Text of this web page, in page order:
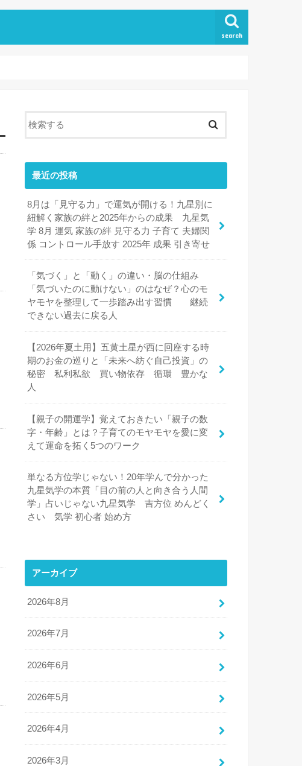
search
最近の投稿
8月は「見守る力」で運気が開ける！九星別に
紐解く家族の絆と2025年からの成果 九星気
学 8月 運気 家族の絆 見守る力 子育て 夫婦関
係 コントロール手放す 2025年 成果 引き寄せ
「気づく」と「動く」の違い・脳の仕組み
「気づいたのに動けない」のはなぜ？心のモ
ヤモヤを整理して一歩踏み出す習慣 継続
できない過去に戻る人
【2026年夏土用】五黄土星が西に回座する時
期のお金の巡りと「未来へ紡ぐ自己投資」の
秘密 私利私欲 買い物依存 循環 豊かな
人
【親子の開運学】覚えておきたい「親子の数
字・年齢」とは？子育てのモヤモヤを愛に変
えて運命を拓く5つのワーク
単なる方位学じゃない！20年学んで分かった
九星気学の本質「目の前の人と向き合う人間
学」占いじゃない九星気学 吉方位 めんどく
さい 気学 初心者 始め方
アーカイブ
2026年8月
2026年7月
2026年6月
2026年5月
2026年4月
2026年3月